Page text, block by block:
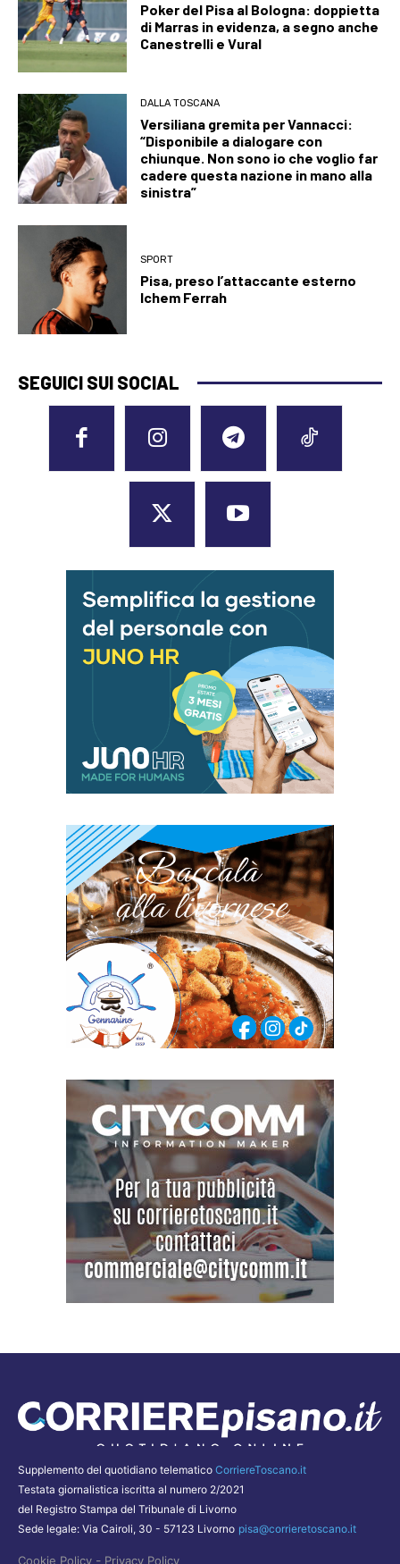
Poker del Pisa al Bologna: doppietta
di Marras in evidenza, a segno anche
Canestrelli e Vural
DALLA TOSCANA
Versiliana gremita per Vannacci:
“Disponibile a dialogare con
chiunque. Non sono io che voglio far
cadere questa nazione in mano alla
sinistra”
SPORT
Pisa, preso l’attaccante esterno
Ichem Ferrah
SEGUICI SUI SOCIAL
Supplemento del quotidiano telematico CorriereToscano.it
Testata giornalistica iscritta al numero 2/2021
del Registro Stampa del Tribunale di Livorno
Sede legale: Via Cairoli, 30 - 57123 Livorno pisa@corrieretoscano.it
Cookie Policy - Privacy Policy